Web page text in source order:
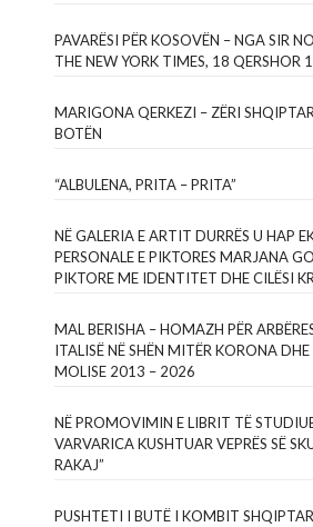
PAVARËSI PËR KOSOVËN – NGA SIR
THE NEW YORK TIMES, 18 QERSHOR
MARIGONA QERKEZI – ZËRI
BOTËN
“ALBULENA, PRITA – PRITA”
NË GALERIA E ARTIT DURRËS U HAP
PERSONALE E PIKTORES MARJANA
PIKTORE ME IDENTITET DHE CILËSI
MAL BERISHA – HOMAZH PËR
ITALISË NË SHËN MITËR KORONA
MOLISE 2013 – 2026
NË PROMOVIMIN E LIBRIT TË
VARVARICA KUSHTUAR VEPRËS SË
RAKAJ”
PUSHTETI I BUTË I KOMBIT